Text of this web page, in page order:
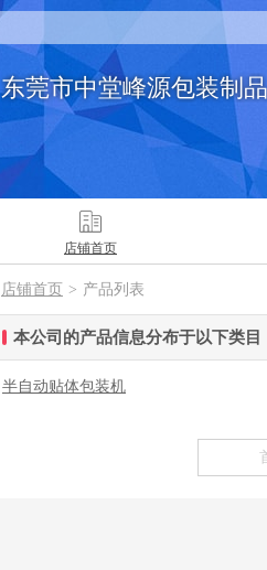
东莞市中堂峰源包装制
店铺首页
店铺首页 > 产品列表
本公司的产品信息分布于以下类目
半自动贴体包装机